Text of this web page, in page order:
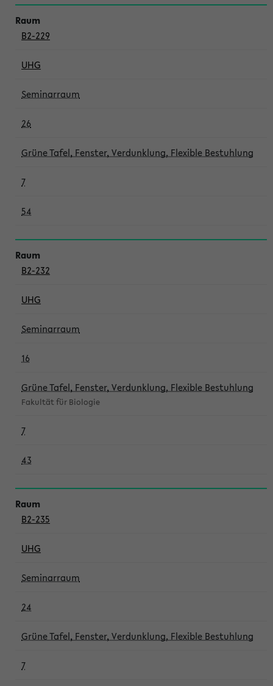
B2-229
UHG
Seminarraum
26
Grüne Tafel, Fenster, Verdunklung, Flexible Bestuhlung
7
54
B2-232
UHG
Seminarraum
16
Grüne Tafel, Fenster, Verdunklung, Flexible Bestuhlung
Fakultät für Biologie
7
43
B2-235
UHG
Seminarraum
24
Grüne Tafel, Fenster, Verdunklung, Flexible Bestuhlung
7